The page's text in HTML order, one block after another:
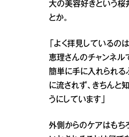
大の美容好きという桜
とか。
「よく拝見している
恵理さんのチャンネル
簡単に手に入れられる
に流されず、きちんと
うにしています」
外側からのケアはもち